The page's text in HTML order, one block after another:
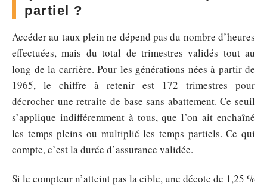
partiel ?
Accéder au taux plein ne dépend pas du nombre d’heures
effectuées, mais du total de trimestres validés tout au
long de la carrière. Pour les générations nées à partir de
1965, le chiffre à retenir est 172 trimestres pour
décrocher une retraite de base sans abattement. Ce seuil
s’applique indifféremment à tous, que l’on ait enchaîné
les temps pleins ou multiplié les temps partiels. Ce qui
compte, c’est la durée d’assurance validée.
Si le compteur n’atteint pas la cible, une décote de 1,25 %